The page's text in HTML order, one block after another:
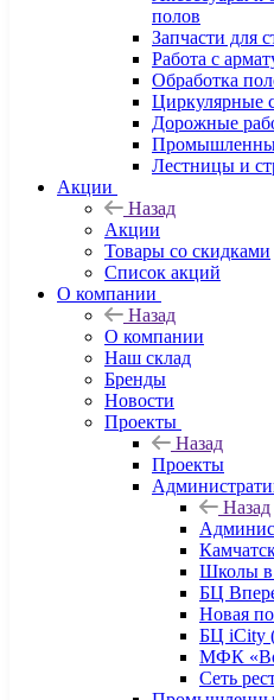
полов
Запчасти для
Работа с
Обработка
Циркулярные
Дорожные
Лестницы и
Акции
Назад
Акции
Товары со скидками
Список акций
О компании
Назад
О компании
Наш склад
Бренды
Новости
Проекты
Назад
Проекты
Назад
Школы в
БЦ
Новая
БЦ iCity
МФК
Сеть